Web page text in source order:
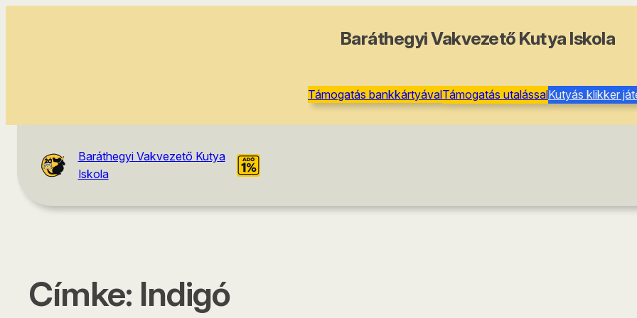
Baráthegyi Vakvezető Kutya Iskola
Támogatás bankkártyávalTámogatás utalássalKutyás klikker
Baráthegyi Vakvezető Kutya
Iskola
Címke: Indigó